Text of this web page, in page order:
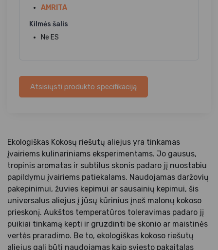
AMRITA
Kilmės šalis
Ne ES
Atsisiųsti produkto specifikaciją
Ekologiškas Kokosų riešutų aliejus yra tinkamas
įvairiems kulinariniams eksperimentams. Jo gausus,
tropinis aromatas ir subtilus skonis padaro jį nuostabiu
papildymu įvairiems patiekalams. Naudojamas daržovių
pakepinimui, žuvies kepimui ar sausainių kepimui, šis
universalus aliejus į jūsų kūrinius įneš malonų kokoso
prieskonį. Aukštos temperatūros toleravimas padaro jį
puikiai tinkamą kepti ir gruzdinti be skonio ar maistinės
vertės praradimo. Be to, ekologiškas kokoso riešutų
aliejus gali būti naudojamas kaip sviesto pakaitalas